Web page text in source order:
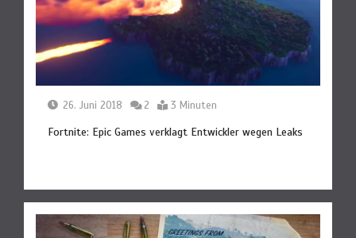
26. Juni 2018 2 3 Minuten
Fortnite: Epic Games verklagt Entwickler wegen Leaks